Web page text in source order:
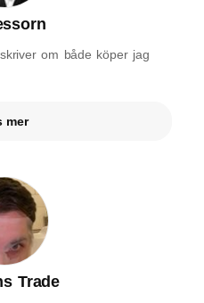
om både köper jag
mer
Trade